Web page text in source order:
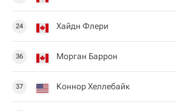
24 Хайдн Флери
36 Морган Баррон
37 Коннор Хеллебайк